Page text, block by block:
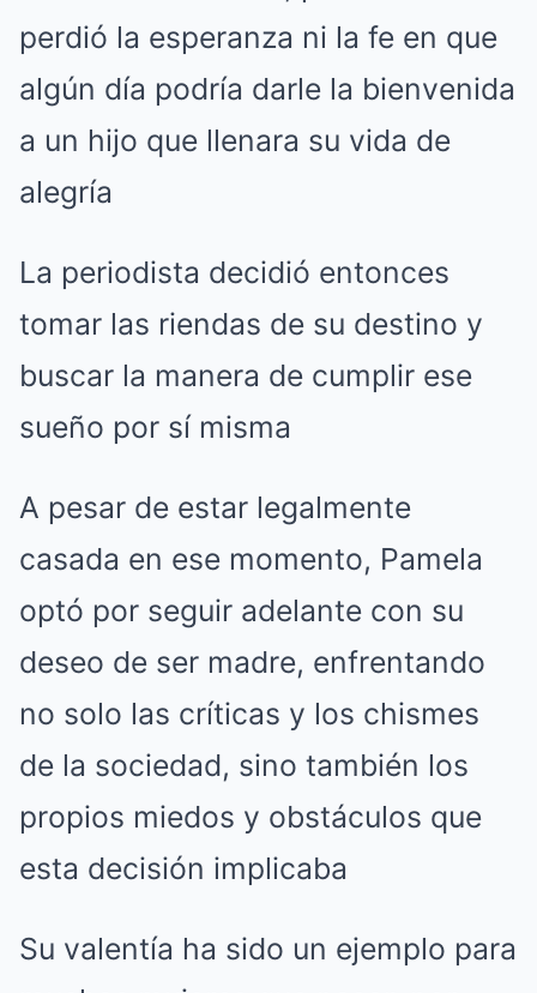
perdió la esperanza ni la fe en que
algún día podría darle la bienvenida
a un hijo que llenara su vida de
alegría
La periodista decidió entonces
tomar las riendas de su destino y
buscar la manera de cumplir ese
sueño por sí misma
A pesar de estar legalmente
casada en ese momento, Pamela
optó por seguir adelante con su
deseo de ser madre, enfrentando
no solo las críticas y los chismes
de la sociedad, sino también los
propios miedos y obstáculos que
esta decisión implicaba
Su valentía ha sido un ejemplo para